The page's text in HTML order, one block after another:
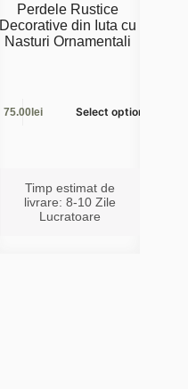
Perdele Rustice
Decorative din Iuta cu
Nasturi Ornamentali
75.00lei Select options
Timp estimat de
livrare: 8-10 Zile
Lucratoare